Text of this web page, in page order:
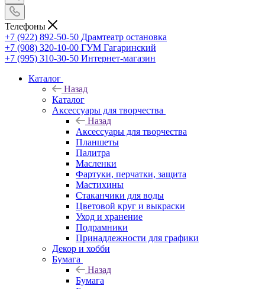
Телефоны
+7 (922) 892-50-50 Драмтеатр остановка
+7 (908) 320-10-00 ГУМ Гагаринский
+7 (995) 310-30-50 Интернет-магазин
Каталог
Назад
Каталог
Аксессуары для творчества
Назад
Аксессуары для творчества
Планшеты
Палитра
Масленки
Фартуки, перчатки, защита
Мастихины
Стаканчики для воды
Цветовой круг и выкраски
Уход и хранение
Подрамники
Принадлежности для графики
Декор и хобби
Бумага
Назад
Бумага